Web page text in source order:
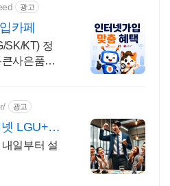
광고
카페
SK/KT) 정
사은품을
광고
LGU+지
일부터 설